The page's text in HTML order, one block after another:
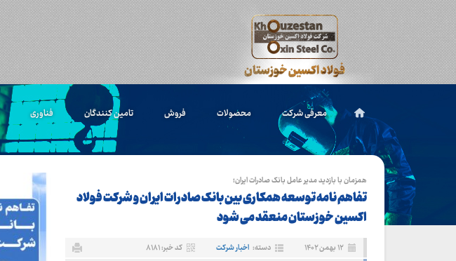
معرفی شرکت محصولات فروش تامین کنندگان فناوری
همزمان با بازدید مدیر عامل بانک صادرات ایران؛
تفاهم نامه توسعه همکاری بین بانک صادرات ایران و شرکت فولاد
اکسین خوزستان منعقد می شود
۱۲ بهمن ۱۴۰۲ دسته: اخبار شرکت کد خبر: ۸۱۸۱